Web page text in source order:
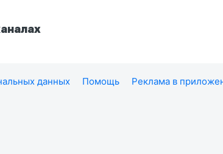
данных Помощь Реклама в